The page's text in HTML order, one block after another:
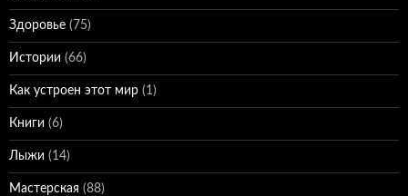
Здоровье (75)
Истории (66)
Как устроен этот мир (1)
Книги (6)
Лыжи (14)
Мастерская (88)